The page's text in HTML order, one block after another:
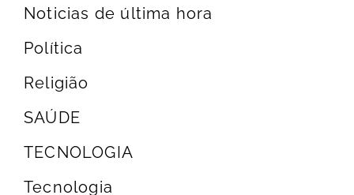
Noticias de última hora
Política
Religião
SAÚDE
TECNOLOGIA
Tecnologia